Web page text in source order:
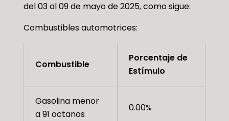
del 03 al 09 de mayo de 2025, como sigue:
Combustibles automotrices:
Combustible
Porcentaje de
Estímulo
Gasolina menor
a 91 octanos
0.00%